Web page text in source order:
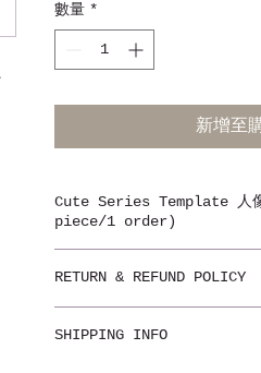
數量 *
新增至
Cute Series Template 人
piece/1 order)
訂造，每件產品都獨一無二。
圖案印在不同物料上，有可能
RETURN & REFUND POLICY
Non-refundable
SHIPPING INFO